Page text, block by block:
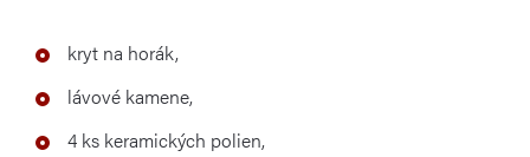
kryt na horák,
lávové kamene,
4 ks keramických polien,